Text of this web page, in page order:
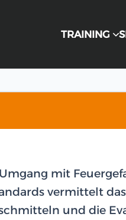
TRAINING
mit
vermittelt
und die